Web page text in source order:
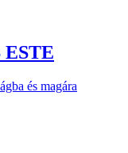
ESTE
és magára